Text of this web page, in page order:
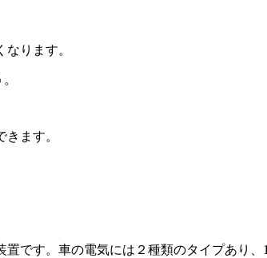
ります。
ます。
です。車の電気には２種類のタイプあり